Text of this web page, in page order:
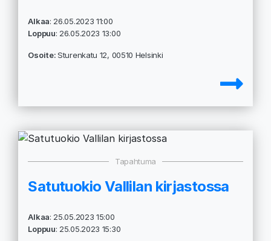
Alkaa: 26.05.2023 11:00
Loppuu: 26.05.2023 13:00
Osoite:Sturenkatu 12, 00510 Helsinki
Tapahtuma
Satutuokio Vallilan kirjastossa
Alkaa: 25.05.2023 15:00
Loppuu: 25.05.2023 15:30